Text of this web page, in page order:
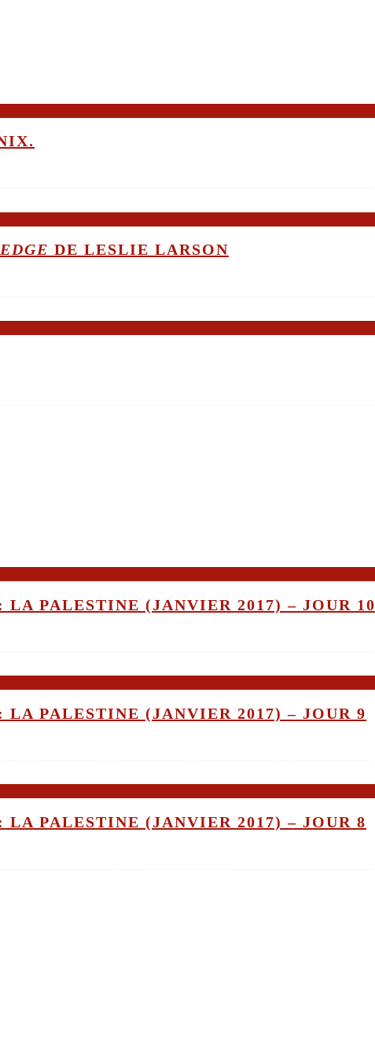
DE LESLIE LARSON
LA PALESTINE (JANVIER 2017) – JOUR 10
LA PALESTINE (JANVIER 2017) – JOUR 9
LA PALESTINE (JANVIER 2017) – JOUR 8